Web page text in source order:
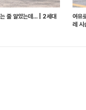
줄 알았는데... | 2세대
여유
레 시